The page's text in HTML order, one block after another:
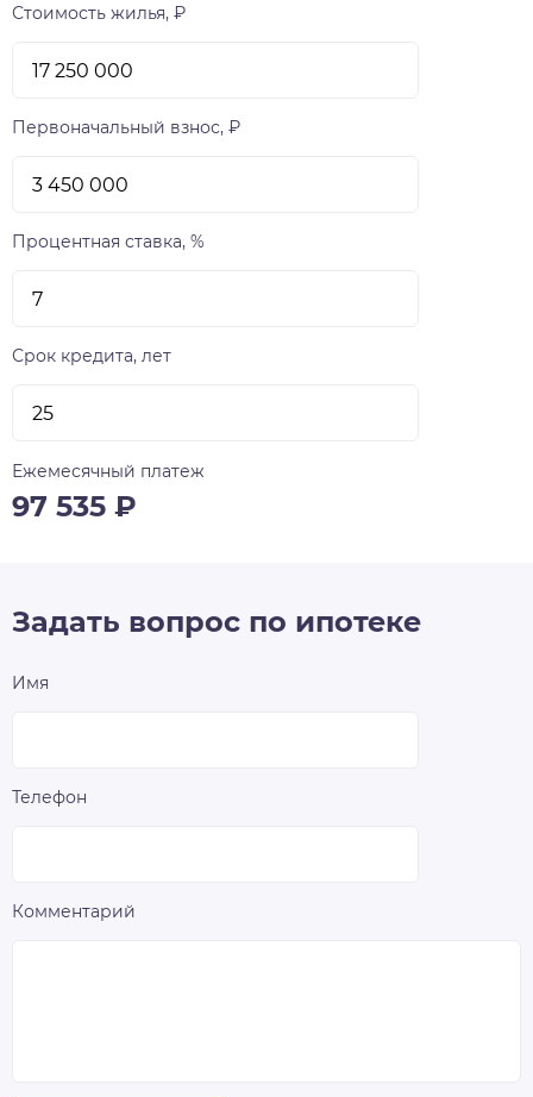
Стоимость жилья, ₽
Первоначальный взнос, ₽
Процентная ставка, %
Срок кредита, лет
Ежемесячный платеж
97 535 ₽
Задать вопрос по ипотеке
Имя
Телефон
Комментарий